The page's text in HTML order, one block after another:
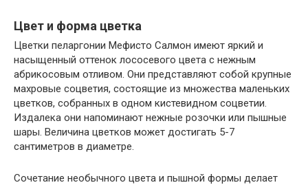
Цвет и форма цветка
Цветки пеларгонии Мефисто Салмон имеют яркий и
насыщенный оттенок лососевого цвета с нежным
абрикосовым отливом. Они представляют собой крупные
махровые соцветия, состоящие из множества маленьких
цветков, собранных в одном кистевидном соцветии.
Издалека они напоминают нежные розочки или пышные
шары. Величина цветков может достигать 5-7
сантиметров в диаметре.
Сочетание необычного цвета и пышной формы делает